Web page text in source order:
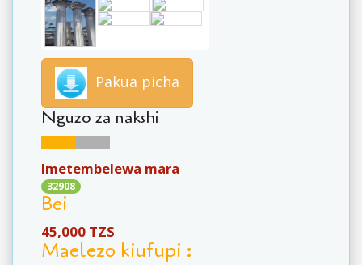
Pakua picha
Nguzo za nakshi
Imetembelewa mara
32908
Bei
45,000 TZS
Maelezo kiufupi :